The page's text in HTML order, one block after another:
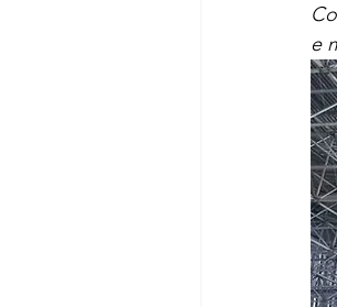
e